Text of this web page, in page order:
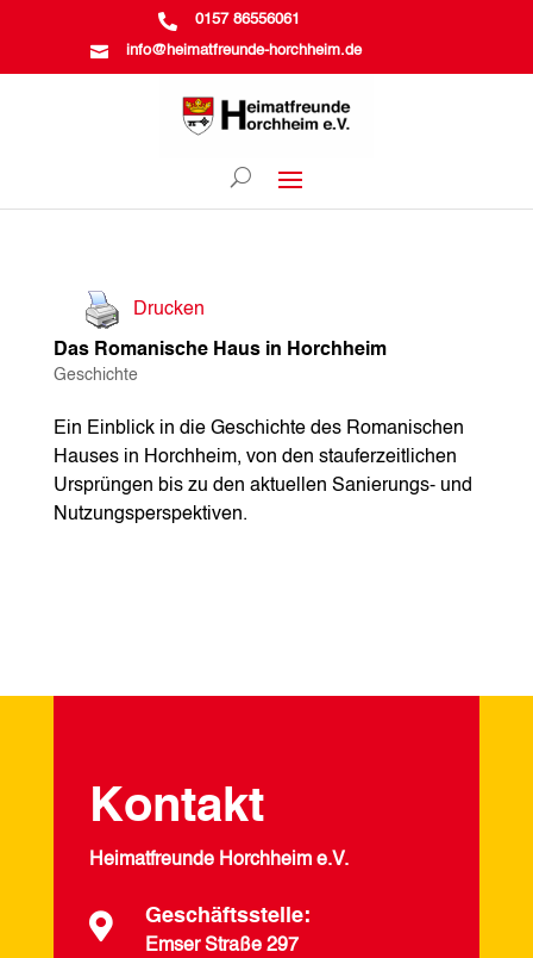
 0157 86556061
 info@heimatfreunde-horchheim.de
Drucken
Das Romanische Haus in Horchheim
Geschichte
Ein Einblick in die Geschichte des Romanischen
Hauses in Horchheim, von den stauferzeitlichen
Ursprüngen bis zu den aktuellen Sanierungs- und
Nutzungsperspektiven.
Kontakt
Heimatfreunde Horchheim e.V.
 Geschäftsstelle:
Emser Straße 297